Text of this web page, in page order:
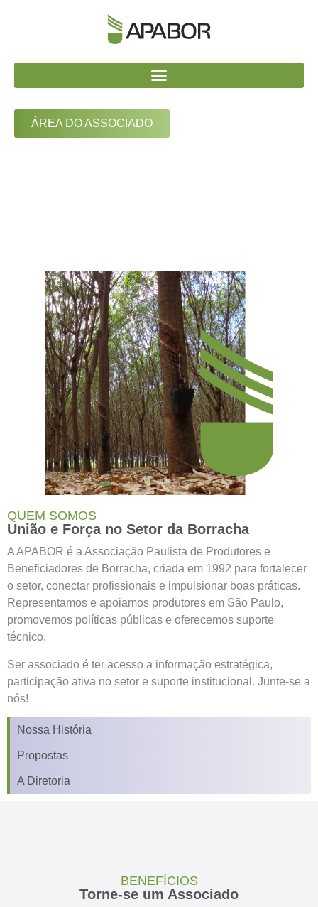
ÁREA DO ASSOCIADO
QUEM SOMOS
União e Força no Setor da Borracha
A APABOR é a Associação Paulista de Produtores e
Beneficiadores de Borracha, criada em 1992 para fortalecer
o setor, conectar profissionais e impulsionar boas práticas.
Representamos e apoiamos produtores em São Paulo,
promovemos políticas públicas e oferecemos suporte
técnico.
Ser associado é ter acesso a informação estratégica,
participação ativa no setor e suporte institucional. Junte-se a
nós!
Nossa História
Propostas
A Diretoria
BENEFÍCIOS
Torne-se um Associado